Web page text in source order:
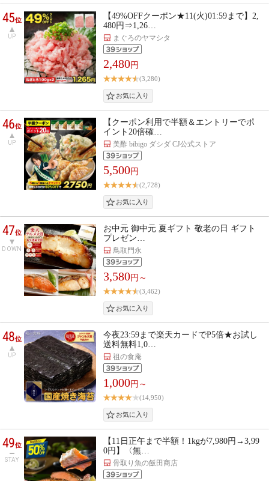
45位
UP
【49%OFFクーポン★11(火)01:59まで】2,
480円⇒1,26…
まぐろのヤマシタ
2,480円
(3,280)
46位
UP
【クーポン利用で半額＆エントリーでポ
イント20倍確…
美酢 bibigo ダシダ CJ公式ストア
5,500円
(2,728)
47位
DOWN
お中元 御中元 夏ギフト 敬老の日 ギフト
プレゼン…
鳥取門永
3,580円～
(3,462)
48位
UP
今夜23:59まで楽天カードでP5倍★お試し
送料無料1,0…
祖の食庵
1,000円～
(14,950)
49位
STAY
【11日正午まで半額！1kgが7,980円→3,99
0円】〈無…
骨取り魚の飯田商店